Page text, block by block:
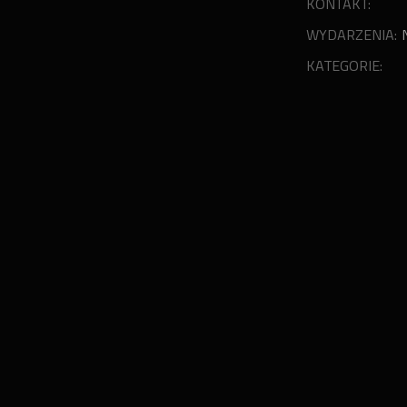
KONTAKT:
WYDARZENIA:
KATEGORIE: